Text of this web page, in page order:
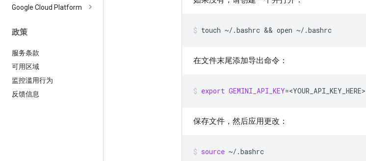
Google Cloud Platform
政策
服务条款
可用区域
监控滥用行为
反馈信息
touch ~/.bashrc && open ~/.bashrc
在文件末尾添加导出命令：
export GEMINI_API_KEY=<YOUR_API_KEY_HERE>
保存文件，然后应用更改：
source ~/.bashrc